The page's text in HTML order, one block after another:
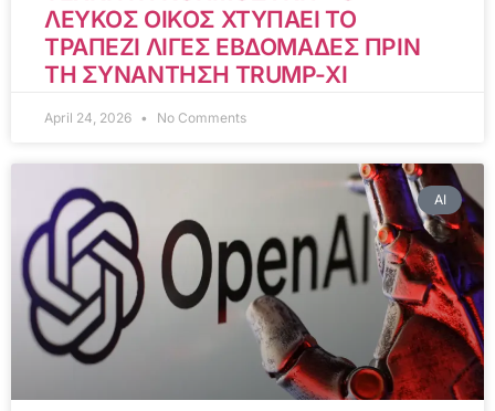
ΛΕΥΚΟΣ ΟΙΚΟΣ ΧΤΥΠΑΕΙ ΤΟ
ΤΡΑΠΕΖΙ ΛΙΓΕΣ ΕΒΔΟΜΑΔΕΣ ΠΡΙΝ
ΤΗ ΣΥΝΑΝΤΗΣΗ TRUMP-XI
April 24, 2026 No Comments
AI